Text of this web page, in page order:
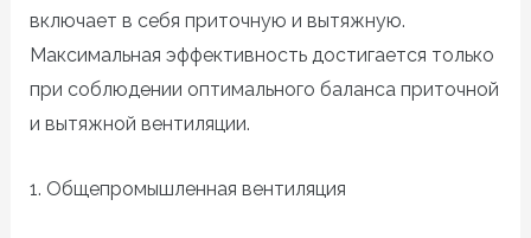
включает в себя приточную и вытяжную.
Максимальная эффективность достигается только
при соблюдении оптимального баланса приточной
и вытяжной вентиляции.
1. Общепромышленная вентиляция